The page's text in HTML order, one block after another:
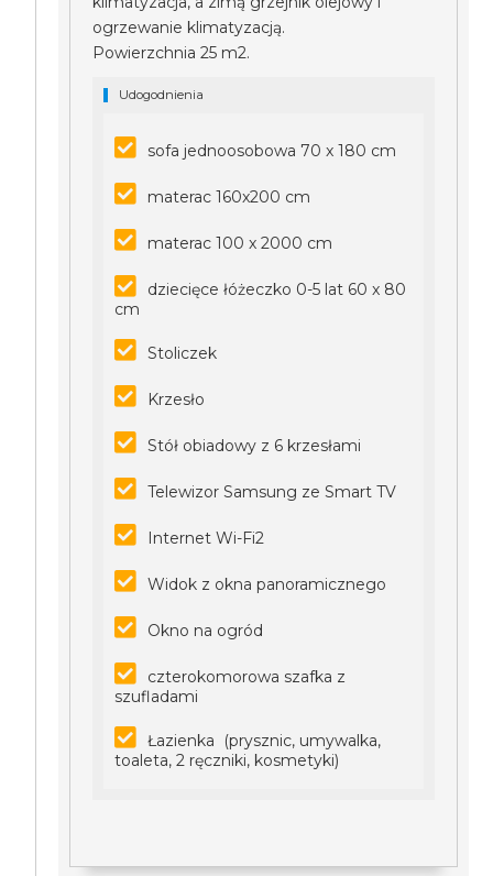
ogrzewanie klimatyzacją.
Powierzchnia 25 m2.
Udogodnienia
sofa jednoosobowa 70 x 180 cm
materac 160x200 cm
materac 100 x 2000 cm
dziecięce łóżeczko 0-5 lat 60 x 80
cm
Stoliczek
Krzesło
Stół obiadowy z 6 krzesłami
Telewizor Samsung ze Smart TV
Internet Wi-Fi2
Widok z okna panoramicznego
Okno na ogród
czterokomorowa szafka z
szufladami
Łazienka (prysznic, umywalka,
toaleta, 2 ręczniki, kosmetyki)